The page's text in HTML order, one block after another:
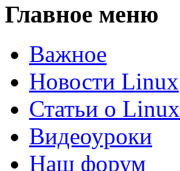
Главное меню
Важное
Новости Linux
Статьи о Linux
Видеоуроки
Наш форум